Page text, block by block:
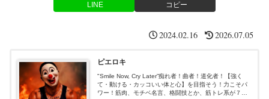
LINE コピー
2024.02.16 2026.07.05
ピエロキ
"Smile Now, Cry Later”痴れ者！曲者！道化者！【強く
て・動ける・カッコいい体と心】を目指そう！力こそパ
ワー！筋肉、モチベ名言、格闘技とか、筋トレ系が７